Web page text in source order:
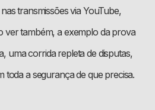
transmissões via YouTube,
ver também, a exemplo da prova
uma corrida repleta de disputas,
toda a segurança de que precisa.